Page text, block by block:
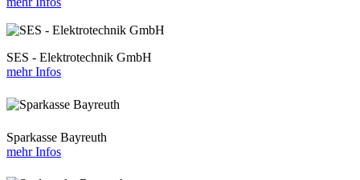
SES - Elektrotechnik GmbH
mehr Infos
Sparkasse Bayreuth
mehr Infos